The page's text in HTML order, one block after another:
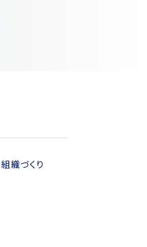
組織づくり